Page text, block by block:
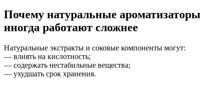
Почему натуральные ароматизаторы
иногда работают сложнее
Натуральные экстракты и соковые компоненты могут:
— влиять на кислотность;
— содержать нестабильные вещества;
— ухудшать срок хранения.